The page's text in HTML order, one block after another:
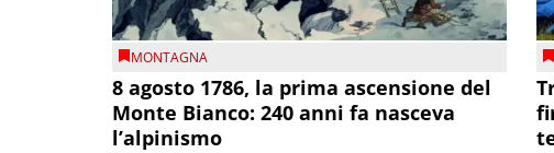
MONTAGNA
8 agosto 1786, la prima ascensione del
Monte Bianco: 240 anni fa nasceva
l’alpinismo